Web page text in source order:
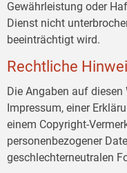
Gewährleistung oder
Dienst nicht
beeinträchtigt wird.
Rechtliche
Die Angaben auf
Impressum, einer
einem Copyright-
personenbezogener
geschlechterneutralen